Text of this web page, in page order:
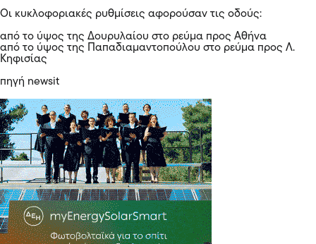
Οι κυκλοφοριακές ρυθμίσεις αφορούσαν τις οδούς:
από το ύψος της Δουρυλαίου στο ρεύμα προς Αθήνα
από το ύψος της Παπαδιαμαντοπούλου στο ρεύμα προς Λ.
Κηφισίας
πηγή newsit